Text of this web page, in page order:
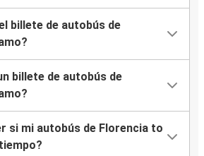
billete de autobús de
billete de autobús de
si mi autobús de Florencia to